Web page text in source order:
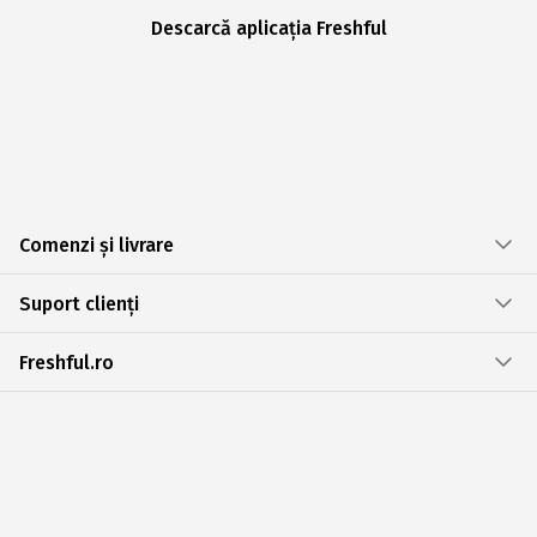
Descarcă aplicația Freshful
Comenzi și livrare
Suport clienți
Freshful.ro